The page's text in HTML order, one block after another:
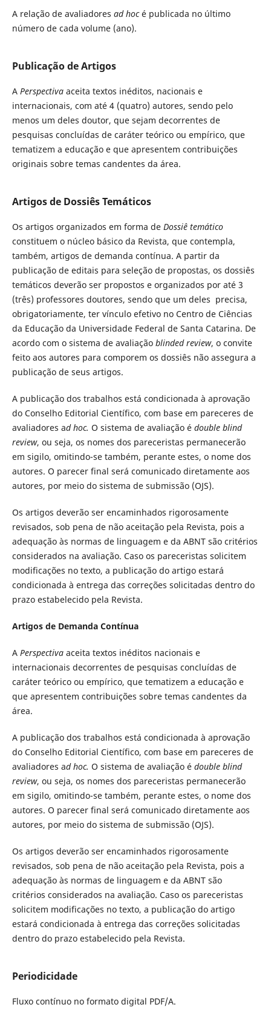
A relação de avaliadores ad hocé publicada no último
número de cada volume (ano).
Publicação de Artigos
A Perspectiva aceita textos inéditos, nacionais e
internacionais, com até 4 (quatro) autores, sendo pelo
menos um deles doutor, que sejam decorrentes de
pesquisas concluídas de caráter teórico ou empírico, que
tematizem a educação e que apresentem contribuições
originais sobre temas candentes da área.
Artigos de Dossiês Temáticos
Os artigos organizados em forma de Dossiê temático
constituem o núcleo básico da Revista, que contempla,
também, artigos de demanda contínua. A partir da
publicação de editais para seleção de propostas, os dossiês
temáticos deverão ser propostos e organizados por até 3
(três) professores doutores, sendo que um deles precisa,
obrigatoriamente, ter vínculo efetivo no Centro de Ciências
da Educação da Universidade Federal de Santa Catarina. De
acordo com o sistema de avaliação blinded review, o convite
feito aos autores para comporem os dossiês não assegura a
publicação de seus artigos.
A publicação dos trabalhos está condicionada à aprovação
do Conselho Editorial Científico, com base em pareceres de
avaliadores ad hoc. O sistema de avaliação é double blind
review, ou seja, os nomes dos pareceristas permanecerão
em sigilo, omitindo-se também, perante estes, o nome dos
autores. O parecer final será comunicado diretamente aos
autores, por meio do sistema de submissão (OJS).
Os artigos deverão ser encaminhados rigorosamente
revisados, sob pena de não aceitação pela Revista, pois a
adequação às normas de linguagem e da ABNT são critérios
considerados na avaliação. Caso os pareceristas solicitem
modificações no texto, a publicação do artigo estará
condicionada à entrega das correções solicitadas dentro do
prazo estabelecido pela Revista.
Artigos de Demanda Contínua
A Perspectiva aceita textos inéditos nacionais e
internacionais decorrentes de pesquisas concluídas de
caráter teórico ou empírico, que tematizem a educação e
que apresentem contribuições sobre temas candentes da
área.
A publicação dos trabalhos está condicionada à aprovação
do Conselho Editorial Científico, com base em pareceres de
avaliadores ad hoc. O sistema de avaliação é double blind
review, ou seja, os nomes dos pareceristas permanecerão
em sigilo, omitindo-se também, perante estes, o nome dos
autores. O parecer final será comunicado diretamente aos
autores, por meio do sistema de submissão (OJS).
Os artigos deverão ser encaminhados rigorosamente
revisados, sob pena de não aceitação pela Revista, pois a
adequação às normas de linguagem e da ABNT são
critérios considerados na avaliação. Caso os pareceristas
solicitem modificações no texto, a publicação do artigo
estará condicionada à entrega das correções solicitadas
dentro do prazo estabelecido pela Revista.
Periodicidade
Fluxo contínuo no formato digital PDF/A.